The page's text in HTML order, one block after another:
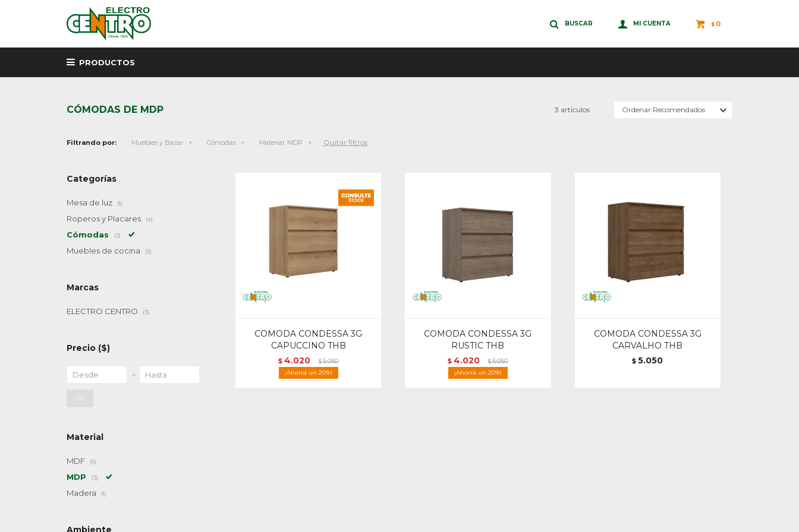
PRODUCTOS
$ 0
CÓMODAS DE MDP 3 artículos Recomendados
Filtrando por: Muebles y Bazar Cómodas Material: MDP Quitar filtros
COMODA CONDESSA 3G
CAPUCCINO THB
$ 4.020 $5.050
20
COMODA CONDESSA 3G
RUSTIC THB
$ 4.020 $5.050
20
COMODA CONDESSA 3G
CARVALHO THB
$ 5.050
Categorías
Mesa de luz (1)
Roperos y Placares (4)
Cómodas (3)
Muebles de cocina (5)
Marcas
ELECTRO CENTRO (3)
Precio ($)
OK
Material
MDF (5)
MDP (3)
Madera (1)
Ambiente